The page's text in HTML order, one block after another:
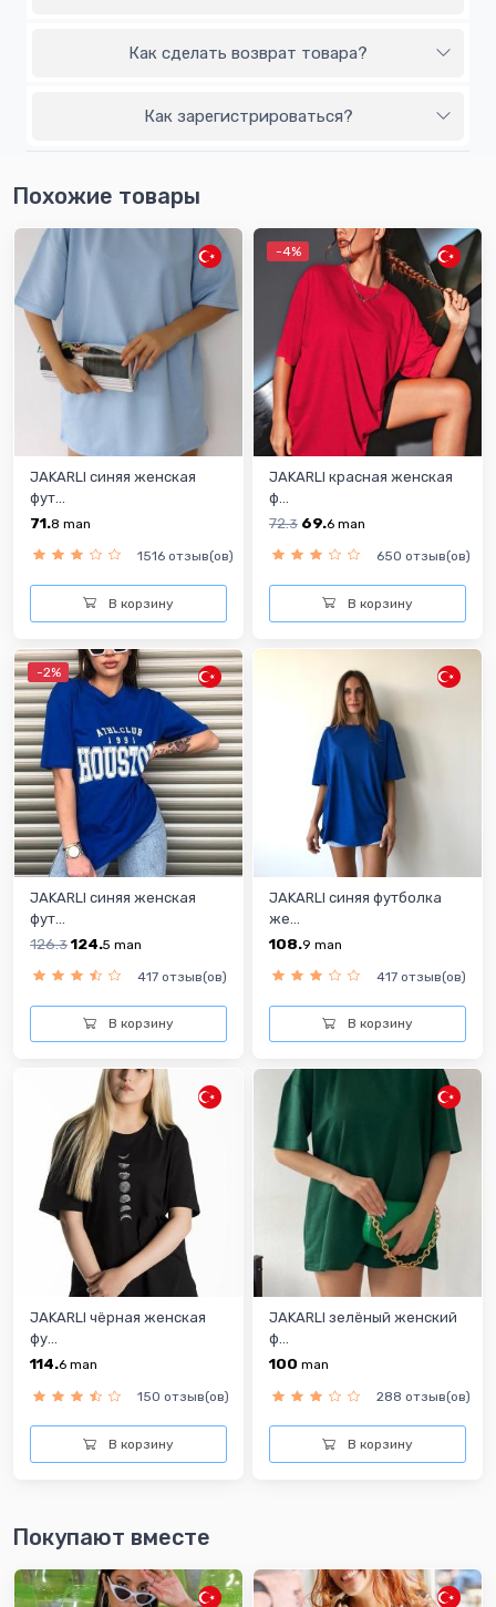
Как сделать возврат товара?
Как зарегистрироваться?
Похожие товары
JAKARLI синяя женская
фут...
71.8 man
1516 отзыв(ов)
В корзину
-4%
JAKARLI красная женская
ф...
72.3 69.6 man
650 отзыв(ов)
В корзину
-2%
JAKARLI синяя женская
фут...
126.3 124.5 man
417 отзыв(ов)
В корзину
JAKARLI синяя футболка
же...
108.9 man
417 отзыв(ов)
В корзину
JAKARLI чёрная женская
фу...
114.6 man
150 отзыв(ов)
В корзину
JAKARLI зелёный женский
ф...
100 man
288 отзыв(ов)
В корзину
Покупают вместе